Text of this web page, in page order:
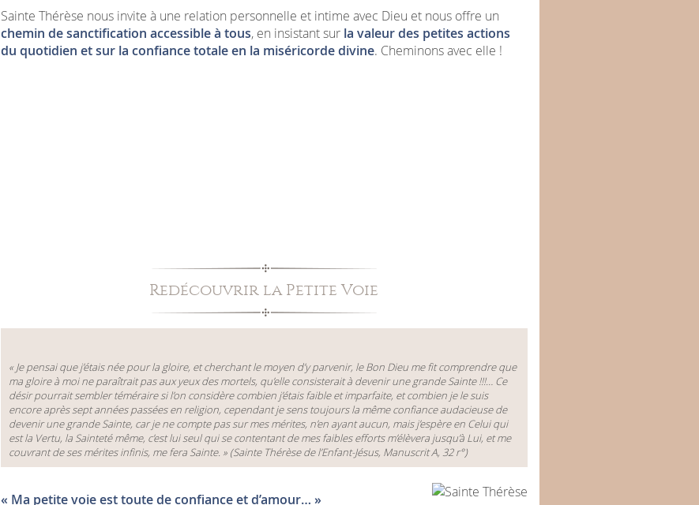
Sainte Thérèse nous invite à une relation personnelle et intime avec Dieu et nous offre un
chemin de sanctification accessible à tous, en insistant sur la valeur des petites actions
du quotidien et sur la confiance totale en la miséricorde divine. Cheminons avec elle !
Redécouvrir la Petite Voie
« Je pensai que j’étais née pour la gloire, et cherchant le moyen d’y parvenir, le Bon Dieu me fit comprendre que
ma gloireà moi ne paraîtrait pas aux yeux des mortels, qu’elle consisterait à devenir une grande Sainte !!!…
Ce
désir pourrait sembler téméraire si l’on considère combien j’étais faible et imparfaite, et combien je le suis
encore après sept années passées en religion, cependant je sens toujours la même confiance audacieuse de
devenir une grande Sainte, car je ne compte pas sur mes mérites, n’en ayantaucun, mais j’espère en Celui qui
est la Vertu, la Sainteté même, c’est lui seul qui se contentant de mes faibles efforts m’élèvera jusqu’à Lui, et me
couvrant de ses mérites infinis, me fera Sainte. » (Sainte Thérèse de l’Enfant-Jésus, Manuscrit A, 32 r°)
« Ma petite voie est toute de confiance et d’amour… »